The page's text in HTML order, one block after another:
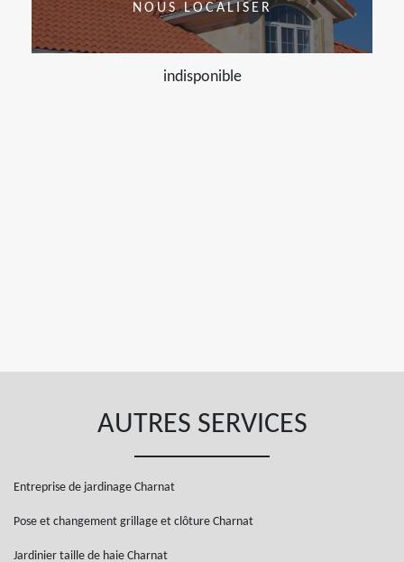
NOUS LOCALISER
indisponible
AUTRES SERVICES
Entreprise de jardinage Charnat
Pose et changement grillage et clôture Charnat
Jardinier taille de haie Charnat